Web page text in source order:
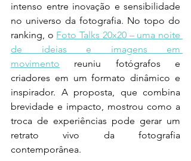
intenso entre inovação e sensibilidade
no universo da fotografia. No topo do
ranking, o Foto Talks 20x20 – uma noite
de ideias e imagens em
movimento reuniu fotógrafos e
criadores em um formato dinâmico e
inspirador. A proposta, que combina
brevidade e impacto, mostrou como a
troca de experiências pode gerar um
retrato vivo da fotografia
contemporânea.